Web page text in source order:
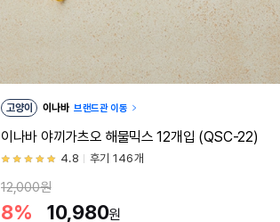
고양이 이나바 브랜드관 이동
이나바 야끼가츠오 해물믹스 12개입 (QSC-22)
4.8 후기 146개
12,000원
8% 10,980원